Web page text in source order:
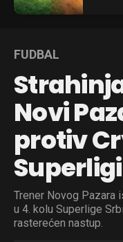
FUDBAL
Novi
protiv
Trener Novog Pazara
u 4. kolu Superlige
rasterećen nastup.